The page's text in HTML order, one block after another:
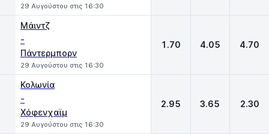
29 Αυγούστου στις 16:30
Μάιντζ
-
Πάντερμπορν
29 Αυγούστου στις 16:30
1.70 4.05 4.70
Κολωνία
-
Χόφενχαϊμ
29 Αυγούστου στις 16:30
2.95 3.65 2.30